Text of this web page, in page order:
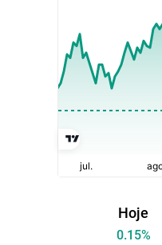
Hoje
0.15%